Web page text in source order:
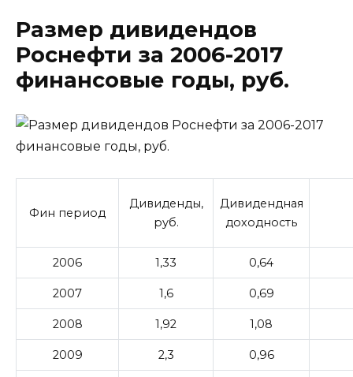
Размер дивидендов
Роснефти за 2006-2017
финансовые годы, руб.
Фин период
Дивиденды,
руб.
Дивидендная
доходность
2006 1,33 0,64
2007 1,6 0,69
2008 1,92 1,08
2009 2,3 0,96